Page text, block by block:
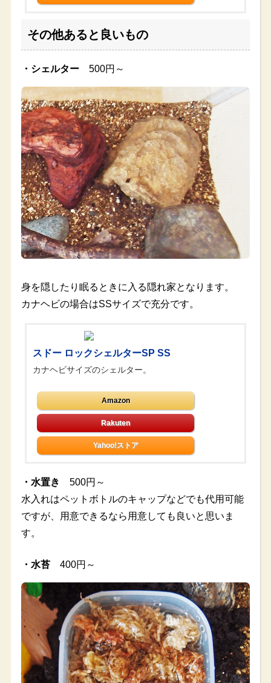
その他あると良いもの
・シェルター500円～
身を隠したり眠るときに入る隠れ家となります。
カナヘビの場合はSSサイズで充分です。
スドー ロックシェルターSP SS
カナヘビサイズのシェルター。
Amazon
Yahoo!ストア
・水置き 500円～
水入れはペットボトルのキャップなどでも代用可能
ですが、用意できるなら用意しても良いと思いま
す。
・水苔400円～